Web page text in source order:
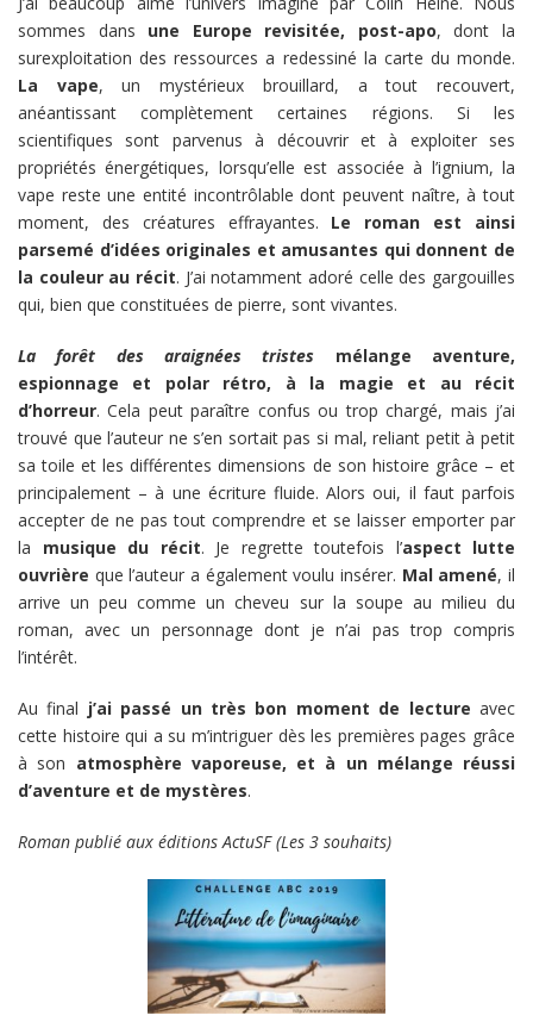
sommes dans une Europe revisitée, post-apo, dont la
surexploitation des ressources a redessiné la carte du monde.
La vape, un mystérieux brouillard, a tout recouvert,
anéantissant complètement certaines régions. Si les
scientifiques sont parvenus à découvrir et à exploiter ses
propriétés énergétiques, lorsqu’elle est associée à l’ignium, la
vape reste une entité incontrôlable dont peuvent naître, à tout
moment, des créatures effrayantes. Le roman est ainsi
parsemé d’idées originales et amusantes qui donnent de
la couleur au récit. J’ai notamment adoré celle des gargouilles
qui, bien que constituées de pierre, sont vivantes.
La forêt des araignées tristes mélange aventure,
espionnage et polar rétro, à la magie et au récit
d’horreur. Cela peut paraître confus ou trop chargé, mais j’ai
trouvé que l’auteur ne s’en sortait pas si mal, reliant petit à petit
sa toile et les différentes dimensions de son histoire grâce – et
principalement – à une écriture fluide. Alors oui, il faut parfois
accepter de ne pas tout comprendre et se laisser emporter par
la musique du récit. Je regrette toutefois l’aspect lutte
ouvrière que l’auteur a également voulu insérer. Mal amené, il
arrive un peu comme un cheveu sur la soupe au milieu du
roman, avec un personnage dont je n’ai pas trop compris
l’intérêt.
Au final j’ai passé un très bon moment de lecture avec
cette histoire qui a su m’intriguer dès les premières pages grâce
à son atmosphère vaporeuse, et à un mélange réussi
d’aventure et de mystères.
Roman publié aux éditions ActuSF (Les 3 souhaits)